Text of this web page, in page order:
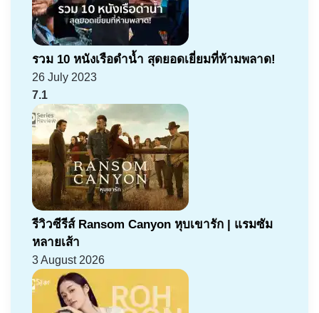
รวม 10 หนังเรือดำน้ำ สุดยอดเยี่ยมที่ห้ามพลาด!
26 July 2023
7.1
รีวิวซีรีส์ Ransom Canyon หุบเขารัก | แรมซัม
หลายเส้า
3 August 2026